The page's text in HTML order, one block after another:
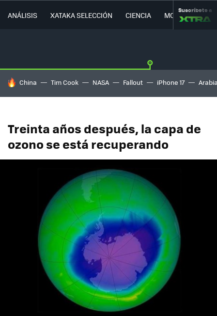
ANÁLISIS XATAKA SELECCIÓN CIENCIA MOVILIDAD
Suscríbete a
HOY SE HABLA DE
China Tim Cook NASA Fallout iPhone 17
Treinta años después, la capa de
ozono se está recuperando